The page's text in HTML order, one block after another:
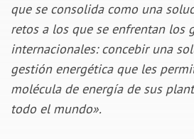
que se consolida como una
retos a los que se enfrentan los
internacionales: concebir una
gestión energética que les
molécula de energía de sus
todo el mundo».